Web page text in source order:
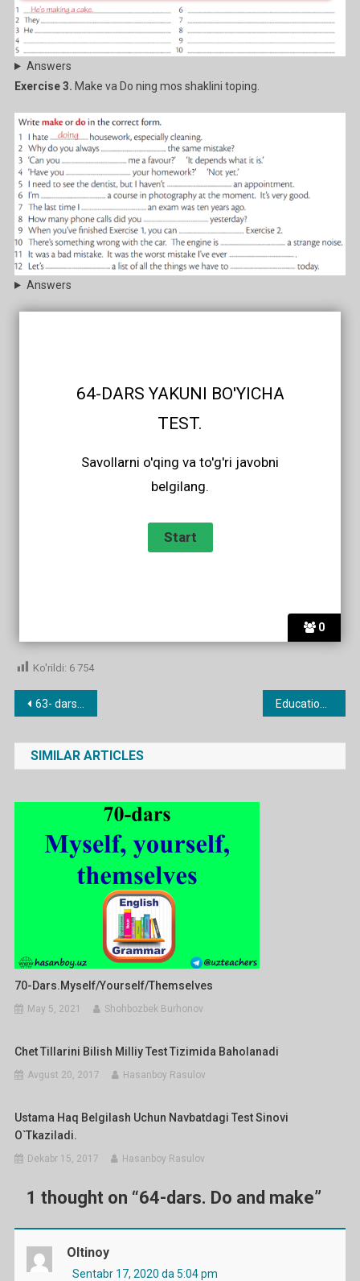
Answers
Exercise 3. Make va Do ning mos shaklini toping.
Answers
0
64-DARS YAKUNI BO'YICHA
TEST.
Savollarni o'qing va to'g'ri javobni
belgilang.
Ko'rildi: 6 754
Post
menyusi
63- dars. Get
SIMILAR ARTICLES
70-Dars.myself/yourself/themselves
May 5, 2021 Shohbozbek Burhonov
Chet Tillarini Bilish Milliy Test Tizimida Baholanadi
Avgust 20, 2017 Hasanboy Rasulov
Ustama Haq Belgilash Uchun Navbatdagi Test Sinovi
O`tkaziladi.
Dekabr 15, 2017 Hasanboy Rasulov
1 thought on “64-dars. Do and make”
Oltinoy
Sentabr 17, 2020 da 5:04 pm